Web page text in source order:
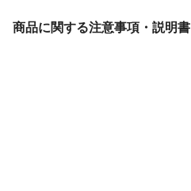
商品に関する注意事項・説明書